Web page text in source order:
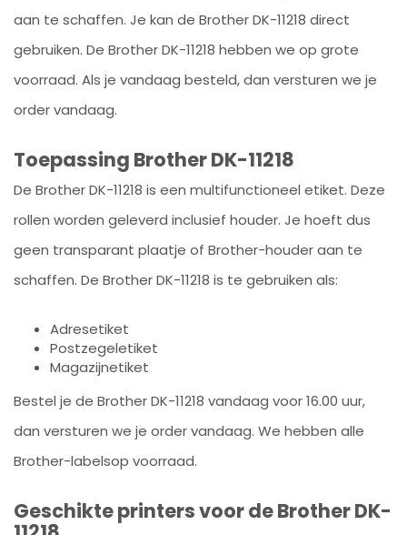
aan te schaffen. Je kan de Brother DK-11218 direct
gebruiken. De Brother DK-11218 hebben we op grote
voorraad. Als je vandaag besteld, dan versturen we je
order vandaag.
Toepassing Brother DK-11218
De Brother DK-11218 is een multifunctioneel etiket. Deze
rollen worden geleverd inclusief houder. Je hoeft dus
geen transparant plaatje of Brother-houder aan te
schaffen. De Brother DK-11218 is te gebruiken als:
Adresetiket
Postzegeletiket
Magazijnetiket
Bestel je de Brother DK-11218 vandaag voor 16.00 uur,
dan versturen we je order vandaag. We hebben alle
Brother-labelsop voorraad.
Geschikte printers voor de Brother DK-